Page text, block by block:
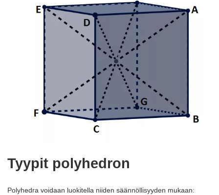
Tyypit polyhedron
Polyhedra voidaan luokitella niiden säännöllisyyden mukaan: